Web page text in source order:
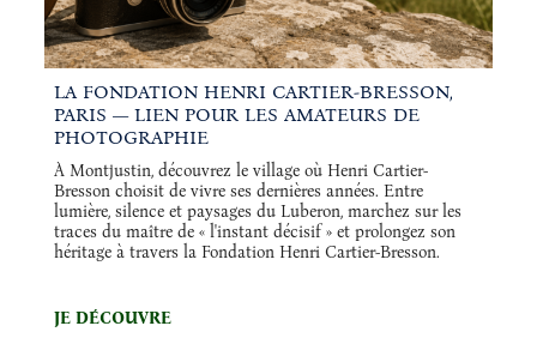
LA FONDATION HENRI CARTIER-BRESSON,
PARIS — LIEN POUR LES AMATEURS DE
PHOTOGRAPHIE
À Montjustin, découvrez le village où Henri Cartier-
Bresson choisit de vivre ses dernières années. Entre
lumière, silence et paysages du Luberon, marchez sur les
traces du maître de « l'instant décisif » et prolongez son
héritage à travers la Fondation Henri Cartier-Bresson.
JE DÉCOUVRE